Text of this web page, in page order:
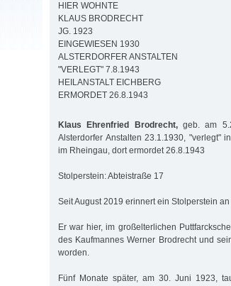
HIER WOHNTE
KLAUS BRODRECHT
JG. 1923
EINGEWIESEN 1930
ALSTERDORFER ANSTALTEN
"VERLEGT" 7.8.1943
HEILANSTALT EICHBERG
ERMORDET 26.8.1943
Klaus Ehrenfried Brodrecht,geb. am
Alsterdorfer Anstalten 23.1.1930, "verlegt"
im Rheingau, dort ermordet 26.8.1943
Stolperstein: Abteistraße 17
Seit August 2019 erinnert ein Stolperstein
Er war hier, im großelterlichen
des Kaufmannes Werner Brodrecht und
worden.
Fünf Monate später, am 30. Juni 1923,